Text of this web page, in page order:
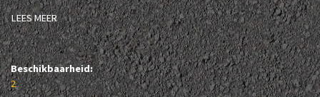
LEES MEER
Beschikbaarheid:
2